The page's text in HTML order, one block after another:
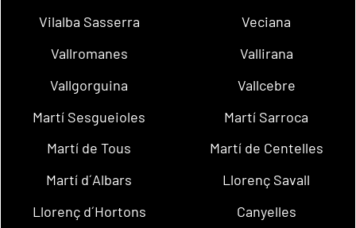
Vilalba Sasserra
Veciana
Vallromanes
Vallirana
Vallgorguina
Vallcebre
Martí Sesgueioles
Martí Sarroca
Martí de Tous
Martí de Centelles
Martí d´Albars
Llorenç Savall
Llorenç d´Hortons
Canyelles